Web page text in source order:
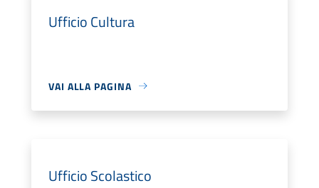
Ufficio Cultura
VAI ALLA PAGINA
Ufficio Scolastico